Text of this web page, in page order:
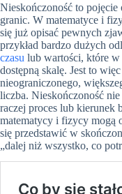
Nieskończoność to pojęcie
granic. W matematyce i
się już opisać pewnych
przykład bardzo dużych
czasu lub wartości, które w
dostępną skalę. Jest to
nieograniczonego,
liczba. Nieskończoność
raczej proces lub kierunek
matematycy i fizycy mogą
się przedstawić w
„dalej niż wszystko, co